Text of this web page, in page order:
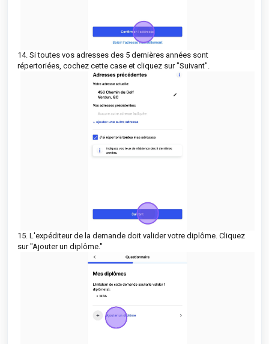
14. Si toutes vos adresses des 5 dernières années sont
répertoriées, cochez cette case et cliquez sur "Suivant".
15. L'expéditeur de la demande doit valider votre diplôme. Cliquez
sur "Ajouter un diplôme."